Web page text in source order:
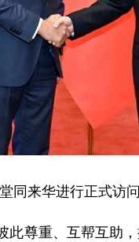
来华进行正式访
尊重、互帮互助